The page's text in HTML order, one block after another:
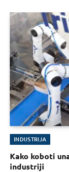
INDUSTRIJA
Kako koboti
industriji